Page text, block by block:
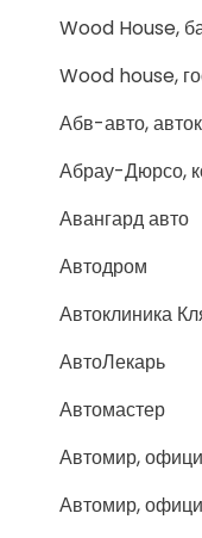
Wood House,
Wood house,
Абв-авто,
Абрау-Дюрсо,
Авангард авто
Автодром
Автоклиника
АвтоЛекарь
Автомастер
Автомир,
Автомир,